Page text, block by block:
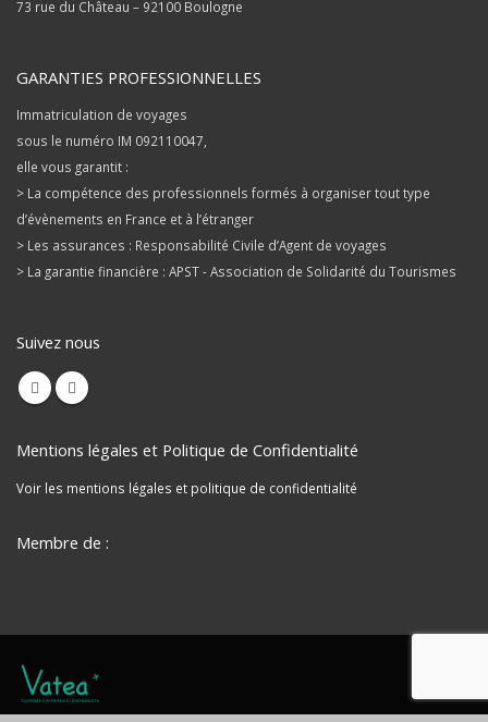
Téléphone:+ 33 (0)1 55 60 77 18
Siège social
73 rue du Château – 92100 Boulogne
GARANTIES PROFESSIONNELLES
Immatriculation de voyages
sous le numéro IM 092110047,
> La compétence des professionnels formés à organiser tout type
> Les assurances : Responsabilité Civile d’Agent de voyages
Suivez nous
Voir les mentions légales et politique de confidentialité
Membre de :